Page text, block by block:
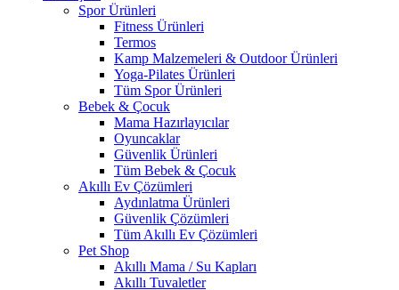
Spor Ürünleri
Fitness Ürünleri
Termos
Kamp Malzemeleri & Outdoor Ürünleri
Yoga-Pilates Ürünleri
Tüm Spor Ürünleri
Bebek & Çocuk
Mama Hazırlayıcılar
Oyuncaklar
Güvenlik Ürünleri
Tüm Bebek & Çocuk
Akıllı Ev Çözümleri
Aydınlatma Ürünleri
Güvenlik Çözümleri
Tüm Akıllı Ev Çözümleri
Pet Shop
Akıllı Mama / Su Kapları
Akıllı Tuvaletler